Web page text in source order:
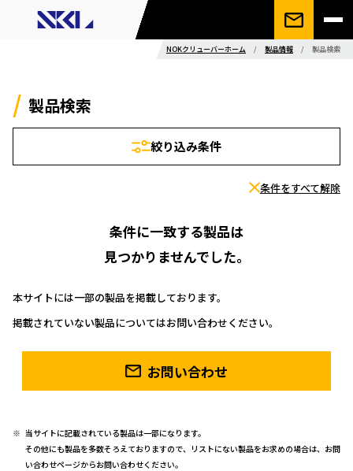
NOKクリューバーホーム / 製品情報 / 製品検索
製品検索
絞り込み条件
条件をすべて解除
条件に一致する製品は
見つかりませんでした。
本サイトには一部の製品を掲載しております。
掲載されていない製品についてはお問い合わせください。
お問い合わせ
当サイトに記載されている製品は一部になります。
その他にも製品を多数そろえておりますので、リストにない製品をお求めの場合は、お問
い合わせページからお問い合わせください。